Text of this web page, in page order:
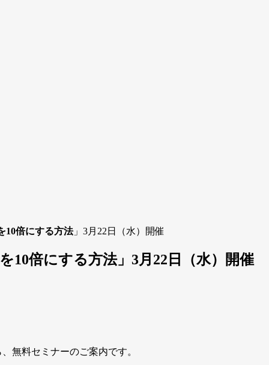
10倍にする方法」3月22日（水）開催
10倍にする方法」3月22日（水）開催
無料セミナーのご案内です。